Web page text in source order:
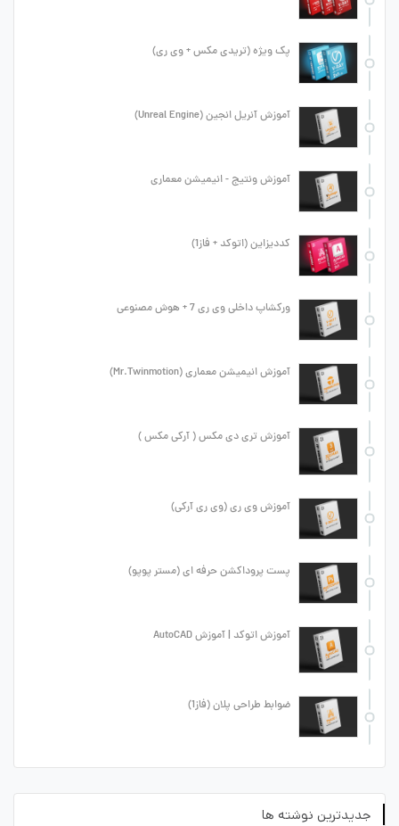
پک ویژه (تریدی مکس + وی ری)
آموزش آنریل انجین (Unreal Engine)
آموزش ونتیج - انیمیشن معماری
کددیزاین (اتوکد + فاز1)
ورکشاپ داخلی وی ری 7 + هوش مصنوعی
آموزش انیمیشن معماری (Mr.Twinmotion)
آموزش تری دی مکس ( آرکی مکس )
آموزش وی ری (وی ری آرکی)
پست پروداکشن حرفه ای (مستر پوپو)
آموزش اتوکد | آموزش AutoCAD
ضوابط طراحی پلان (فاز1)
جدیدترین نوشته ها